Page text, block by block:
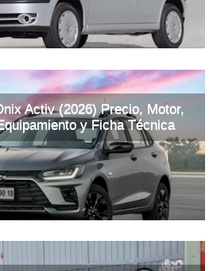
Activ (2026) Precio, Motor,
y Ficha Técnica